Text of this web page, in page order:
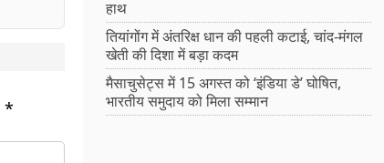
*
हाथ
तियांगोंग में अंतरिक्ष धान की पहली कटाई, चांद-मंगल
खेती की दिशा में बड़ा कदम
मैसाचुसेट्स में 15 अगस्त को ‘इंडिया डे’ घोषित,
भारतीय समुदाय को मिला सम्मान